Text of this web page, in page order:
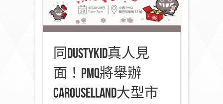
同DustyKid真人見
面！PMQ將舉辦
Carouselland大型市